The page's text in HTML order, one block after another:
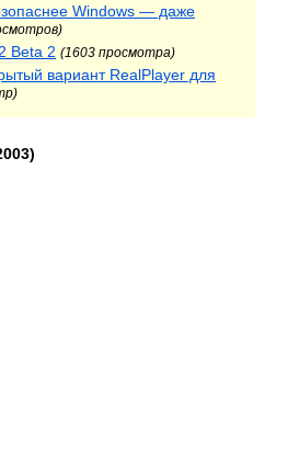
Windows — даже
Beta 2 (1603 просмотра)
вариант RealPlayer для